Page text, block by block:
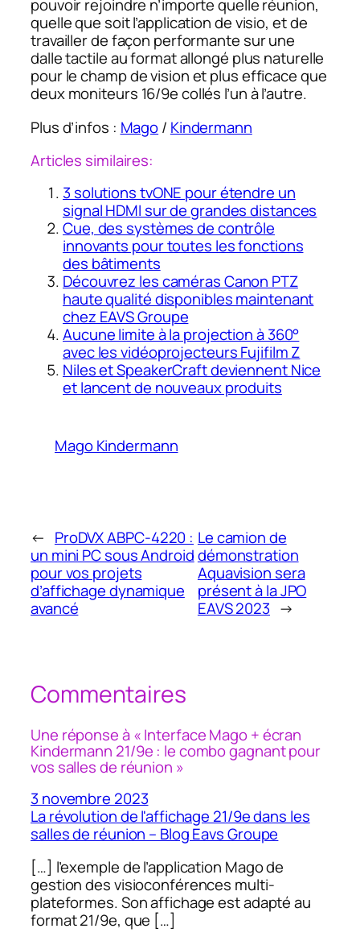
pouvoir rejoindre n’importe quelle réunion,
quelle que soit l’application de visio, et de
travailler de façon performante sur une
dalle tactile au format allongé plus naturelle
pour le champ de vision et plus efficace que
deux moniteurs 16/9e collés l’un à l’autre.
Plus d’infos : Mago/ Kindermann
Articles similaires:
3 solutions tvONE pour étendre un
signal HDMI sur de grandes distances
Cue, des systèmes de contrôle
innovants pour toutes les fonctions
des bâtiments
Découvrez les caméras Canon PTZ
haute qualité disponibles maintenant
chez EAVS Groupe
Aucune limite à la projection à 360°
avec les vidéoprojecteurs Fujifilm Z
Niles et SpeakerCraft deviennent Nice
et lancent de nouveaux produits
Mago Kindermann
← ProDVX ABPC-4220 :
un mini PC sous Android
pour vos projets
d’affichage dynamique
avancé
Le camion de
démonstration
Aquavision sera
présent à la JPO
EAVS 2023 →
Commentaires
Une réponse à « Interface Mago + écran
Kindermann 21/9e : le combo gagnant pour
vos salles de réunion »
3 novembre 2023
La révolution de l'affichage 21/9e dans les
salles de réunion – Blog Eavs Groupe
[…] l’exemple de l’application Mago de
gestion des visioconférences multi-
plateformes. Son affichage est adapté au
format 21/9e, que […]